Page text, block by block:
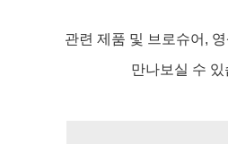
관련 제품 및 브로슈어,
만나보실 수 있